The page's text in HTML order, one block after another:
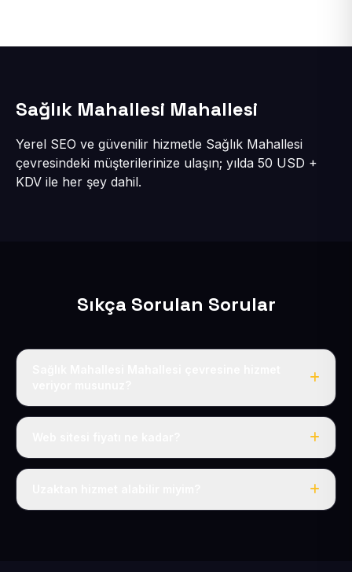
Sağlık Mahallesi Mahallesi
Yerel SEO ve güvenilir hizmetle Sağlık Mahallesi
çevresindeki müşterilerinize ulaşın; yılda 50 USD +
KDV ile her şey dahil.
Sıkça Sorulan Sorular
Evet, Sağlık Mahallesi dahil tüm Bünyan ve Bünyan
Tek fiyat: yılda 50 USD + KDV, her şey dahil.